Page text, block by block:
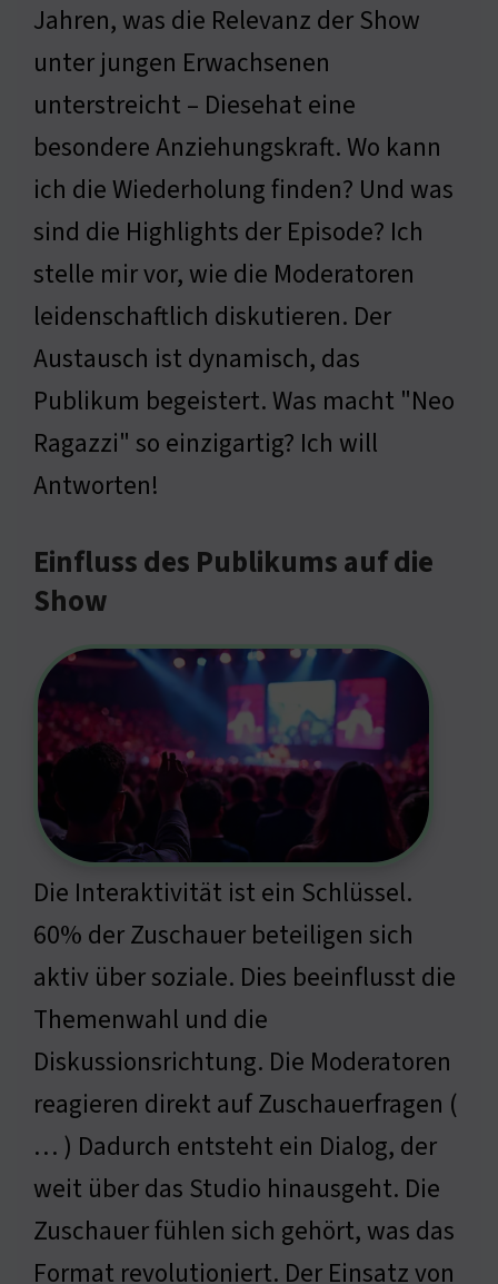
Jahren, was die Relevanz der Show
unter jungen Erwachsenen
unterstreicht – Diesehat eine
besondere Anziehungskraft. Wo kann
ich die Wiederholung finden? Und was
sind die Highlights der Episode? Ich
stelle mir vor, wie die Moderatoren
leidenschaftlich diskutieren. Der
Austausch ist dynamisch, das
Publikum begeistert. Was macht "Neo
Ragazzi" so einzigartig? Ich will
Antworten!
Einfluss des Publikums auf die
Show
Die Interaktivität ist ein Schlüssel.
60% der Zuschauer beteiligen sich
aktiv über soziale. Dies beeinflusst die
Themenwahl und die
Diskussionsrichtung. Die Moderatoren
reagieren direkt auf Zuschauerfragen (
… ) Dadurch entsteht ein Dialog, der
weit über das Studio hinausgeht. Die
Zuschauer fühlen sich gehört, was das
Format revolutioniert. Der Einsatz von